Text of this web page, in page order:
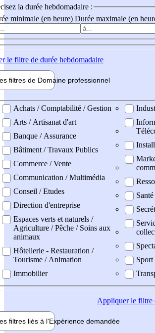
la durée hebdomadaire :
minimale (en heure) Durée maximale (en
le filtre de durée hebdomadaire
filtres de Domaine professionnel
professionel
Achats / Comptabilité / Gestion
Arts / Artisanat d'art
Banque / Assurance
Bâtiment / Travaux Publics
Commerce / Vente
Communication / Multimédia
Conseil / Etudes
Direction d'entreprise
Espaces verts et naturels /
Agriculture / Pêche / Soins aux
animaux
Hôtellerie - Restauration /
Tourisme / Animation
Immobilier
Santé
Sport
Appliquerle filtre
filtres liés à l'Expérience demandée